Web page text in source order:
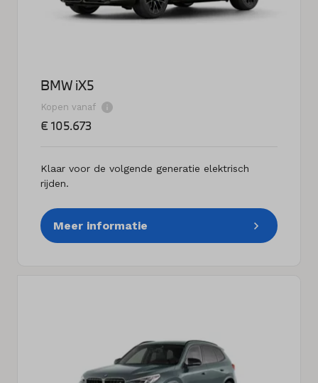
BMW iX5
Kopen vanaf
€ 105.673
Klaar voor de volgende generatie elektrisch
rijden.
Meer informatie